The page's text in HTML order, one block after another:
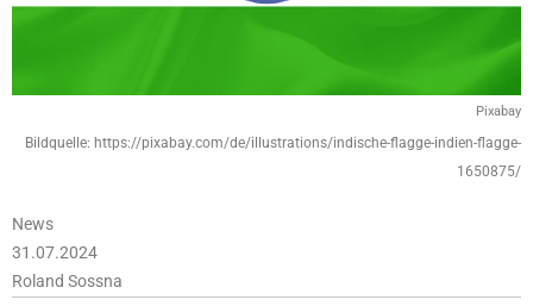
Pixabay
Bildquelle: https://pixabay.com/de/illustrations/indische-flagge-indien-flagge-
1650875/
News
31.07.2024
Roland Sossna